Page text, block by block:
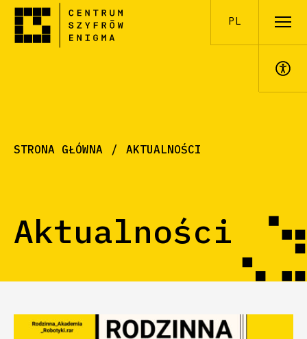
PL
STRONA GŁÓWNA AKTUALNOŚCI
Aktualności